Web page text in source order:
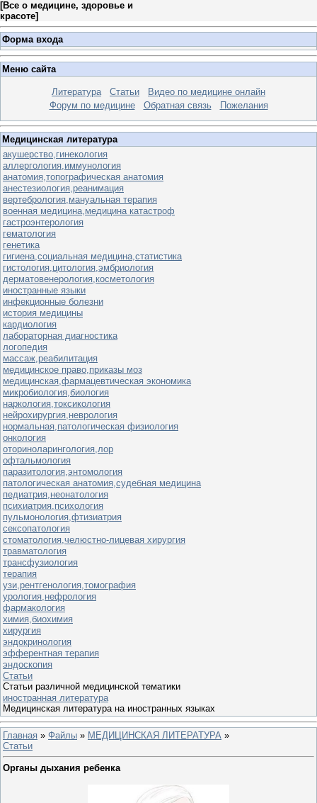
[Все о медицине, здоровье и
красоте]
Форма входа
Меню сайта
Литература Статьи
Видео по медицине онлайн
Форум по медицине
Обратная связь Пожелания
Медицинская литература
акушерство,гинекология
аллергология,иммунология
анатомия,топографическая анатомия
анестезиология,реанимация
вертебрология,мануальная терапия
военная медицина,медицина катастроф
гастроэнтерология
гематология
генетика
гигиена,социальная медицина,статистика
гистология,цитология,эмбриология
дерматовенерология,косметология
иностранные языки
инфекционные болезни
история медицины
кардиология
лабораторная диагностика
логопедия
массаж,реабилитация
медицинское право,приказы моз
медицинская,фармацевтическая экономика
микробиология,биология
наркология,токсикология
нейрохирургия,неврология
нормальная,патологическая физиология
онкология
оториноларингология,лор
офтальмология
паразитология,энтомология
патологическая анатомия,судебная медицина
педиатрия,неонатология
психиатрия,психология
пульмонология,фтизиатрия
сексопатология
стоматология,челюстно-лицевая хирургия
травматология
трансфузиология
терапия
узи,рентгенология,томография
урология,нефрология
фармакология
химия,биохимия
хирургия
эндокринология
эфферентная терапия
эндоскопия
Статьи
Статьи различной медицинской тематики
иностранная литература
Медицинская литература на иностранных языках
Главная » Файлы » МЕДИЦИНСКАЯ ЛИТЕРАТУРА »
Статьи
Органы дыхания ребенка